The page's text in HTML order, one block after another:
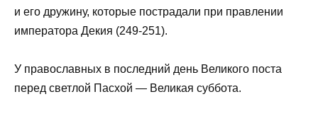
и его дружину, которые пострадали при правлении
императора Декия (249-251).
У православных в последний день Великого поста
перед светлой Пасхой — Великая суббота.